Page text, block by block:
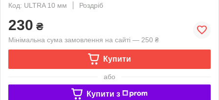
Код: ULTRA 10 мм
Роздріб
230 ₴
Мінімальна сума замовлення на сайті — 250 ₴
Купити
або
Купити з